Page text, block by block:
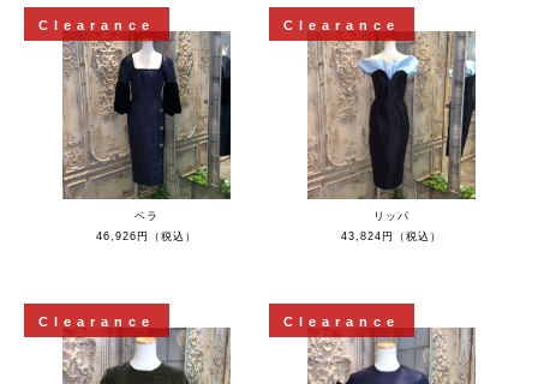
Clearance
ベラ
46,926円（税込）
Clearance
リッパ
43,824円（税込）
Clearance Clearance